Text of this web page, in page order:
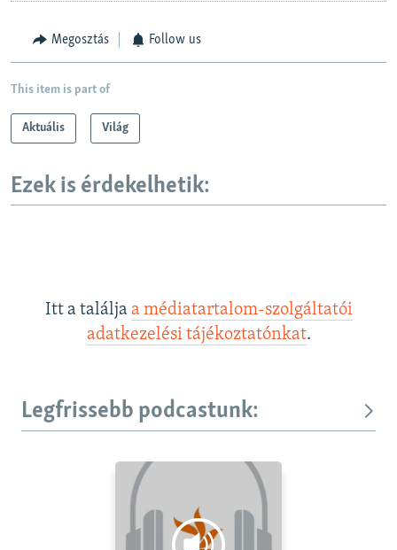
Megosztás Follow us
This item is part of
Aktuális Világ
Ezek is érdekelhetik:
Itt a találja a médiatartalom-szolgáltatói
adatkezelési tájékoztatónkat.
Legfrissebb podcastunk: